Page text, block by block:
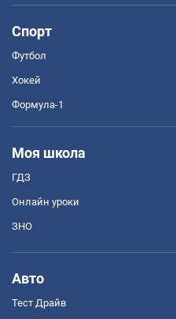
Спорт
Футбол
Хокей
Формула-1
Моя школа
ГДЗ
Онлайн уроки
ЗНО
Авто
Тест Драйв